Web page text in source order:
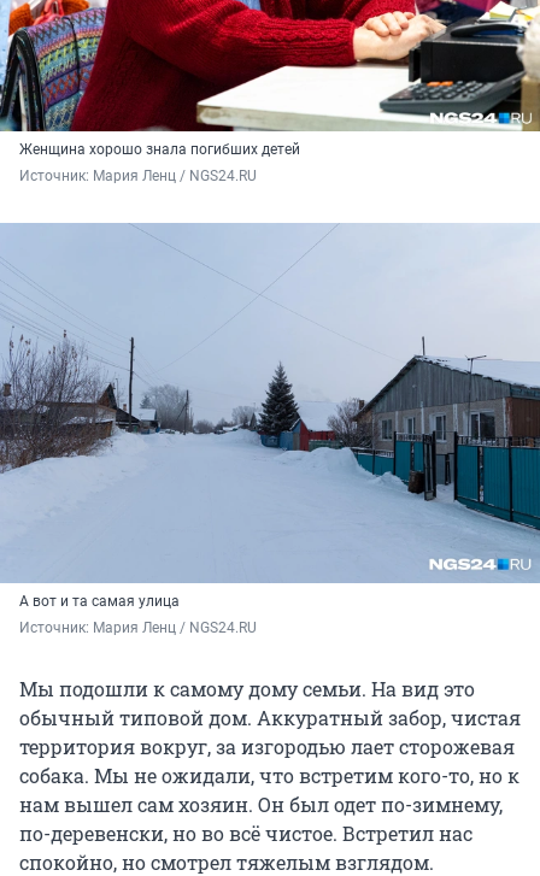
Женщина хорошо знала погибших детей
Источник: Мария Ленц / NGS24.RU
А вот и та самая улица
Источник: Мария Ленц / NGS24.RU
Мы подошли к самому дому семьи. На вид это
обычный типовой дом. Аккуратный забор, чистая
территория вокруг, за изгородью лает сторожевая
собака. Мы не ожидали, что встретим кого-то, но к
нам вышел сам хозяин. Он был одет по-зимнему,
по-деревенски, но во всё чистое. Встретил нас
спокойно, но смотрел тяжелым взглядом.